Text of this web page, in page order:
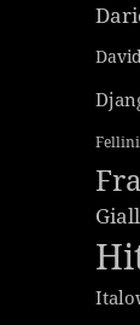
Fellini